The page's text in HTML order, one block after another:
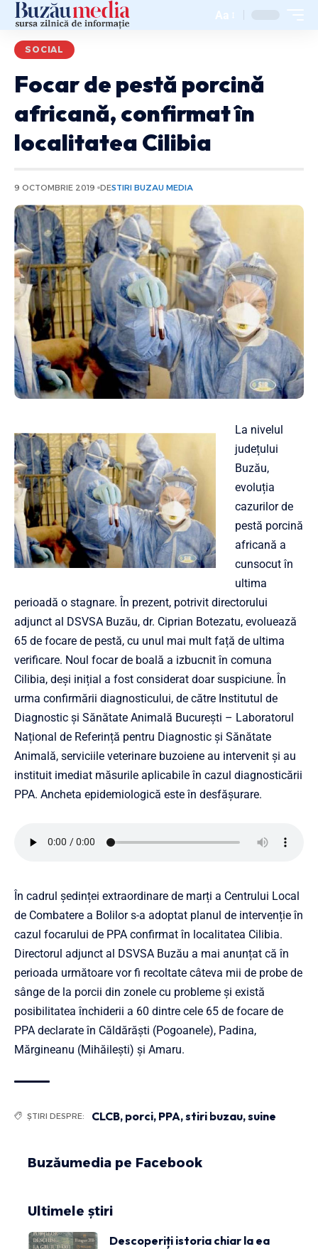
Aa
SOCIAL
Focar de pestă porcină
africană, confirmat în
localitatea Cilibia
9 OCTOMBRIE 2019 DESTIRI BUZAU MEDIA
La nivelul
județului
Buzău,
evoluția
cazurilor de
pestă porcină
africană a
cunsocut în
ultima
perioadă o stagnare. În prezent, potrivit directorului
adjunct al DSVSA Buzău, dr. Ciprian Botezatu, evoluează
65 de focare de pestă, cu unul mai mult față de ultima
verificare. Noul focar de boală a izbucnit în comuna
Cilibia, deși inițial a fost considerat doar suspiciune. În
urma confirmării diagnosticului, de către Institutul de
Diagnostic și Sănătate Animală București – Laboratorul
Național de Referință pentru Diagnostic și Sănătate
Animală, serviciile veterinare buzoiene au intervenit și au
instituit imediat măsurile aplicabile în cazul diagnosticării
PPA. Ancheta epidemiologică este în desfășurare.
În cadrul ședinței extraordinare de marți a Centrului Local
de Combatere a Bolilor s-a adoptat planul de intervenție în
cazul focarului de PPA confirmat în localitatea Cilibia.
Directorul adjunct al DSVSA Buzău a mai anunțat că în
perioada următoare vor fi recoltate câteva mii de probe de
sânge de la porcii din zonele cu probleme și există
posibilitatea închiderii a 60 dintre cele 65 de focare de
PPA declarate în Căldărăști (Pogoanele), Padina,
Mărgineanu (Mihăilești) și Amaru.
ȘTIRI DESPRE: CLCB, porci, PPA,stiri buzau,suine
Buzăumedia pe Facebook
Ultimele știri
Descoperiți istoria chiar la ea